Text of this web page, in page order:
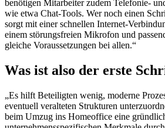
benötigen Mitarbeiter zudem Telefonie-
wie etwa Chat-Tools. Wer noch einen
sorgt mit einer schnellen Internet-
einem störungsfreien Mikrofon und
gleiche Voraussetzungen bei allen.“
Was ist also der erste
„Es hilft Beteiligten wenig, moderne
eventuell veralteten Strukturen
beim Umzug ins Homeoffice eine